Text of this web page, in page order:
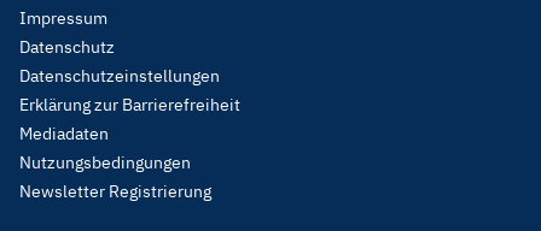
Footer
Menu
Legal
Impressum
Datenschutz
Datenschutzeinstellungen
Erklärung zur Barrierefreiheit
Mediadaten
Nutzungsbedingungen
Newsletter Registrierung